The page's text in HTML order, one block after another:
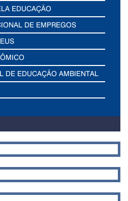
EDUCAÇÃO
DE EMPREGOS
DE EDUCAÇÃO AMBIENTAL